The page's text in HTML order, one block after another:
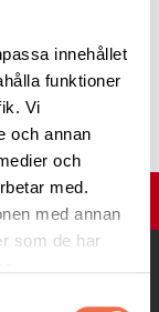
innehållet
funktioner
Vi
och annan
och
med.
med annan
som de har